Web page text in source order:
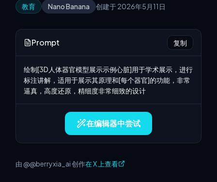
教育 Nano Banana 创建于 2026年5月11日
Prompt 复制
绘制[3D人体器官模型展示示例心脏]用于学术展示，进行
标注讲解，适用于展示其原理和[每个器官]的功能，非常
逼真，高度还原，精细度非常细致的设计
在编辑器中尝试
由 @@berryxia_ai 创作在 X 上查看